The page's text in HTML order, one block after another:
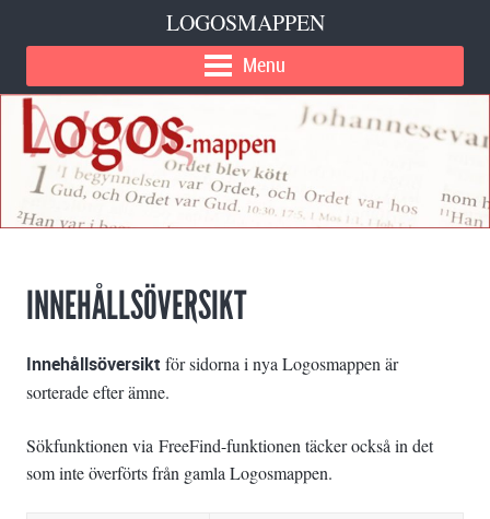
LOGOSMAPPEN
Menu
INNEHÅLLSÖVERSIKT
Innehållsöversikt för sidorna i nya Logosmappen är
sorterade efter ämne.
Sökfunktionen via FreeFind-funktionen täcker också in det
som inte överförts från gamla Logosmappen.